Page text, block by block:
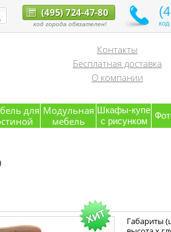
(495) 724-47-80
код города обязателен! код
Контакты
Бесплатная доставка
О компании
для Модульная
мебель
Шкафы-купе
с рисунком
Габариты